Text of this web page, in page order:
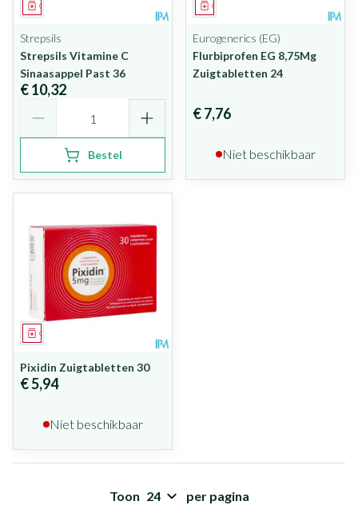
Geneesmiddel
Strepsils
Strepsils Vitamine C
Sinaasappel Past 36
€ 10,32
Bestel
Geneesmiddel
Eurogenerics (EG)
Flurbiprofen EG 8,75Mg
Zuigtabletten 24
€ 7,76
Niet beschikbaar
Geneesmiddel
Pixidin Zuigtabletten 30
€ 5,94
Niet beschikbaar
Toon per pagina